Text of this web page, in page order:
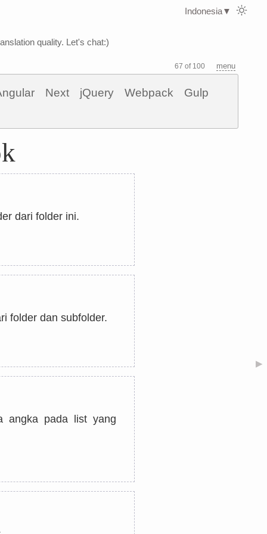
quality. Let's chat:)
67 of 100 menu
Next jQuery Webpack Gulp
▶
dari folder ini.
folder dan subfolder.
angka pada list yang
Indonesia▼